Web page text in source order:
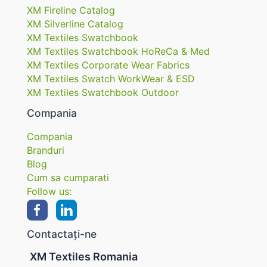
XM Fireline Catalog
XM Silverline Catalog
XM Textiles Swatchbook
XM Textiles Swatchbook HoReCa & Med
XM Textiles Corporate Wear Fabrics
XM Textiles Swatch WorkWear & ESD
XM Textiles Swatchbook Outdoor
Compania
Compania
Branduri
Blog
Cum sa cumparati
Follow us:
Contactați-ne
XM Textiles Romania